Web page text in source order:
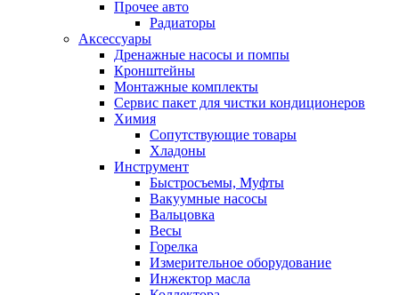
Прочее авто
Радиаторы
Аксессуары
Дренажные насосы и помпы
Кронштейны
Монтажные комплекты
Сервис пакет для чистки кондиционеров
Химия
Сопутствующие товары
Хладоны
Инструмент
Быстросъемы, Муфты
Вакуумные насосы
Вальцовка
Весы
Горелка
Измерительное оборудование
Инжектор масла